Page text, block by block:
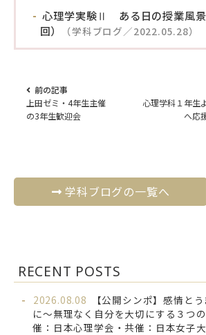
心理学実験Ⅱ ある日の授業風景
回）
（学科ブログ／2022.05.28）
前の記事
上田ゼミ・4年生主催
の3年生歓迎会
心理学科１年生
へ応
学科ブログの一覧へ
RECENT POSTS
2026.08.08
【公開シンポ】感情と
に～無理なく自分を大切にする３つ
催：日本心理学会・共催：日本女子大